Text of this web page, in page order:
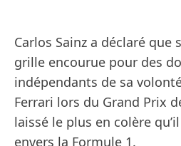
Carlos Sainz a déclaré que
grille encourue pour des
indépendants de sa
Ferrari lors du Grand Prix
laissé le plus en colère
envers la Formule 1.